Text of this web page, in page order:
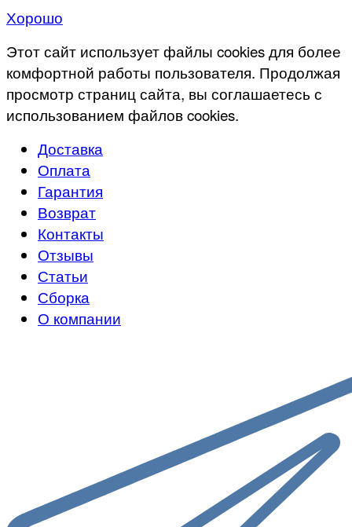
Хорошо
Этот сайт использует файлы cookies для более
комфортной работы пользователя. Продолжая
просмотр страниц сайта, вы соглашаетесь с
использованием файлов cookies.
Доставка
Оплата
Гарантия
Возврат
Контакты
Отзывы
Статьи
Сборка
О компании